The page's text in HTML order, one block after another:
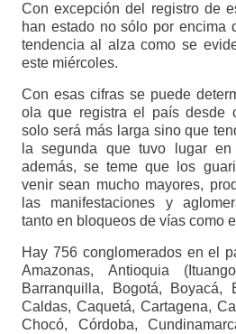
Con excepción del registro de
han estado no sólo por encima
tendencia al alza como se
este miércoles.
Con esas cifras se puede
ola que registra el país desde
solo será más larga sino que
la segunda que tuvo lugar
además, se teme que los
venir sean mucho mayores,
las manifestaciones y
tanto en bloqueos de vías como
Hay 756 conglomerados en el
Amazonas, Antioquia
Barranquilla, Bogotá, Boyacá,
Caldas, Caquetá, Cartagena,
Chocó, Córdoba,